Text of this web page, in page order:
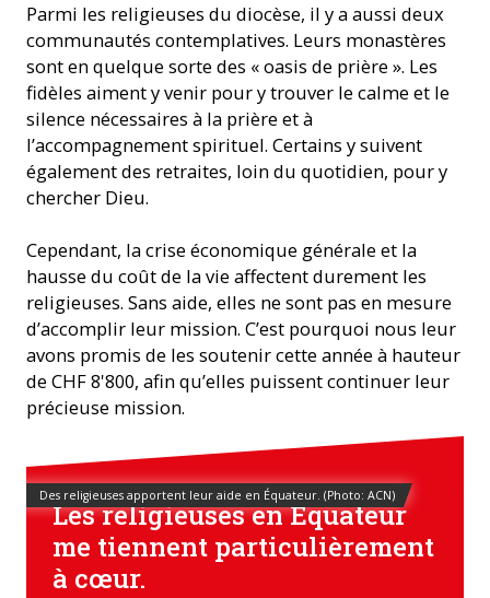
Parmi les religieuses du diocèse, il y a aussi deux
communautés contemplatives. Leurs monastères
sont en quelque sorte des « oasis de prière ». Les
fidèles aiment y venir pour y trouver le calme et le
silence nécessaires à la prière et à
l’accompagnement spirituel. Certains y suivent
également des retraites, loin du quotidien, pour y
chercher Dieu.
Cependant, la crise économique générale et la
hausse du coût de la vie affectent durement les
religieuses. Sans aide, elles ne sont pas en mesure
d’accomplir leur mission. C’est pourquoi nous leur
avons promis de les soutenir cette année à hauteur
de CHF 8'800, afin qu’elles puissent continuer leur
précieuse mission.
Des religieuses apportent leur aide en Équateur. (Photo: ACN)
Les religieuses en Équateur
me tiennent particulièrement
à cœur.